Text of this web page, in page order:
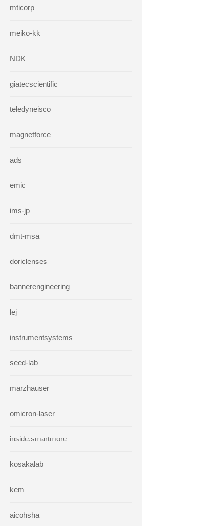
mticorp
meiko-kk
NDK
giatecscientific
teledyneisco
magnetforce
ads
emic
ims-jp
dmt-msa
doriclenses
bannerengineering
lej
instrumentsystems
seed-lab
marzhauser
omicron-laser
inside.smartmore
kosakalab
kem
aicohsha